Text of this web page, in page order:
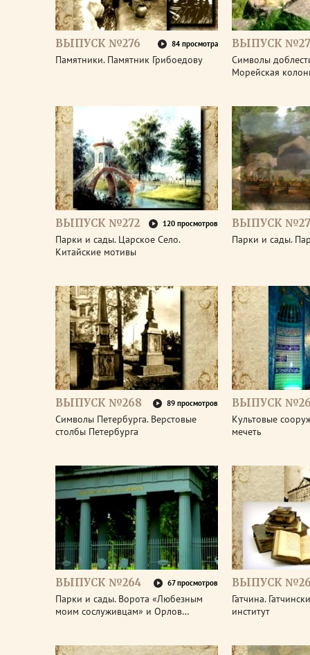
ВЫПУСК №276 84 просмотра
Памятники. Памятник Грибоедову
ВЫПУСК
Символы
Морейская
ВЫПУСК №272 120 просмотров
Парки и сады. Царское Село.
Китайские мотивы
ВЫПУСК
Парки и сады.
ВЫПУСК №268 89 просмотров
Символы Петербурга. Верстовые
столбы Петербурга
ВЫПУСК
Культовые
мечеть
ВЫПУСК №264 67 просмотров
Парки и сады. Ворота «Любезным
моим сослуживцам» и Орлов…
ВЫПУСК
Гатчина.
институт